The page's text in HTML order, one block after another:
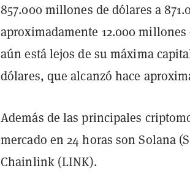
857.000 millones de dólares a
aproximadamente 12.000
aún está lejos de su máxima
dólares, que alcanzó hace
Además de las principales
mercado en 24 horas son Solana
Chainlink (LINK).